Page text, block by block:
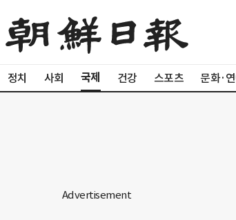
정치 사회 국제 건강 스포츠 문화·